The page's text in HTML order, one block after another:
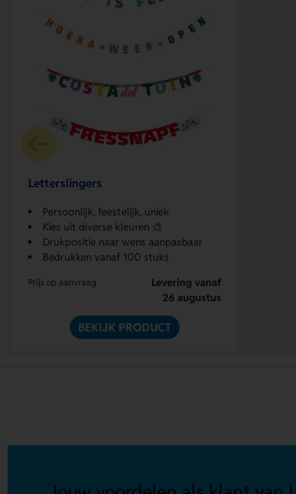
Letterslingers
Persoonlijk, feestelijk, uniek
Kies uit diverse kleuren 🎨
Drukpositie naar wens aanpasbaar
Bedrukken vanaf 100 stuks
Prijs op aanvraag
Levering vanaf
26 augustus
BEKIJK PRODUCT